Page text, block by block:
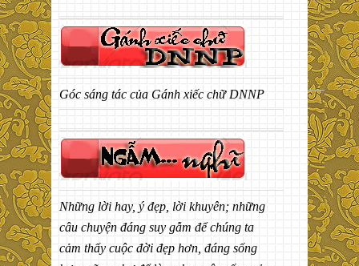
Góc sáng tác của Gánh xiếc chữ DNNP
Những lời hay, ý đẹp, lời khuyên; những
câu chuyện đáng suy gẫm để chúng ta
cảm thấy cuộc đời đẹp hơn, đáng sống